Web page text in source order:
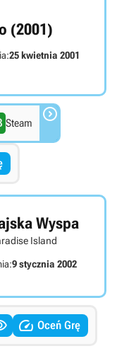
(2001)
25 kwietnia 2001
Steam 
Wyspa
Island
9 stycznia 2002
 Oceń Grę